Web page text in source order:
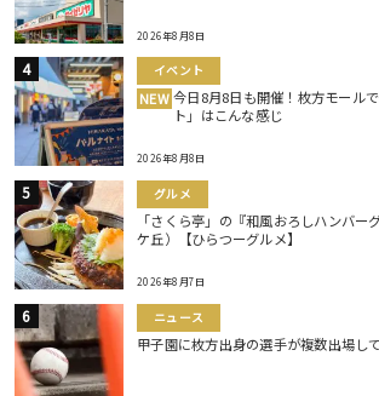
2026年8月8日
イベント
NEW 今日8月8日も開催！枚方モール
ト」はこんな感じ
2026年8月8日
グルメ
「さくら亭」の『和風おろしハンバー
ケ丘）【ひらつーグルメ】
2026年8月7日
ニュース
甲子園に枚方出身の選手が複数出場し